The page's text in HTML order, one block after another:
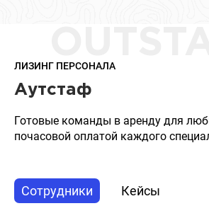
ЛИЗИНГ ПЕРСОНАЛА
Аутстаф
Готовые команды в аренду для
почасовой оплатой каждого
Сотрудники Кейсы